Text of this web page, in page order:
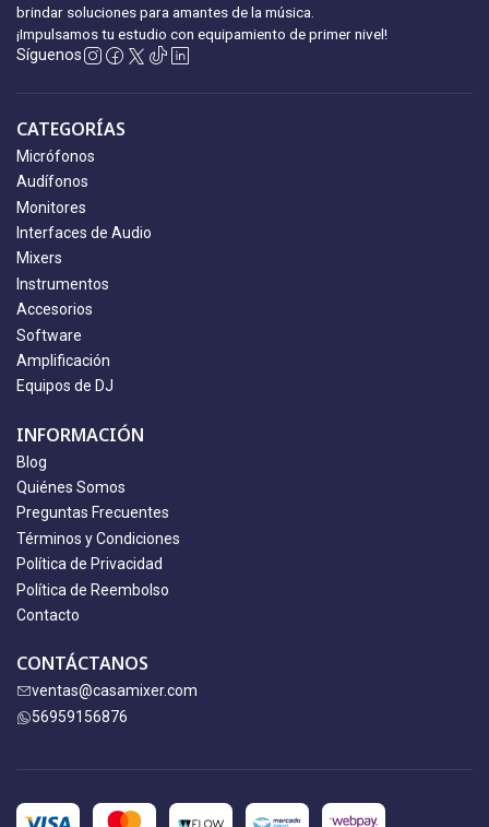
brindar soluciones para amantes de la música.
¡Impulsamos tu estudio con equipamiento de primer nivel!
Síguenos
CATEGORÍAS
Micrófonos
Audífonos
Monitores
Interfaces de Audio
Mixers
Instrumentos
Accesorios
Software
Amplificación
Equipos de DJ
INFORMACIÓN
Blog
Quiénes Somos
Preguntas Frecuentes
Términos y Condiciones
Política de Privacidad
Política de Reembolso
Contacto
CONTÁCTANOS
ventas@casamixer.com
56959156876